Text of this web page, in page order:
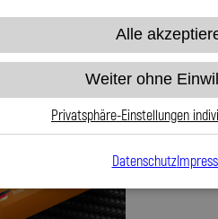
Alle
Weiter ohne
Privatsphäre-Einstellungen
Datenschutz